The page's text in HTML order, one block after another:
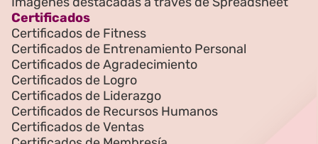
Certificados
Certificados de Fitness
Certificados de Entrenamiento Personal
Certificados de Agradecimiento
Certificados de Logro
Certificados de Liderazgo
Certificados de Recursos Humanos
Certificados de Ventas